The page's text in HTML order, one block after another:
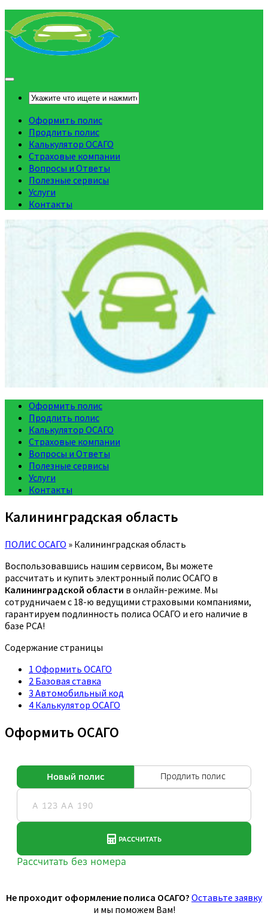
Оформить полис
Продлить полис
Калькулятор ОСАГО
Страховые компании
Вопросы и Ответы
Полезные сервисы
Услуги
Контакты
Оформить полис
Продлить полис
Калькулятор ОСАГО
Страховые компании
Вопросы и Ответы
Полезные сервисы
Услуги
Контакты
Калининградская область
ПОЛИС ОСАГО » Калининградская область
Воспользовавшись нашим сервисом, Вы можете
рассчитать и купить электронный полис ОСАГО в
Калининградской области в онлайн-режиме. Мы
сотрудничаем с 18-ю ведущими страховыми компаниями,
гарантируем подлинность полиса ОСАГО и его наличие в
базе РСА!
Содержание страницы
1 Оформить ОСАГО
2 Базовая ставка
3 Автомобильный код
4 Калькулятор ОСАГО
Оформить ОСАГО
Не проходит оформление полиса ОСАГО? Оставьте заявку
и мы поможем Вам!